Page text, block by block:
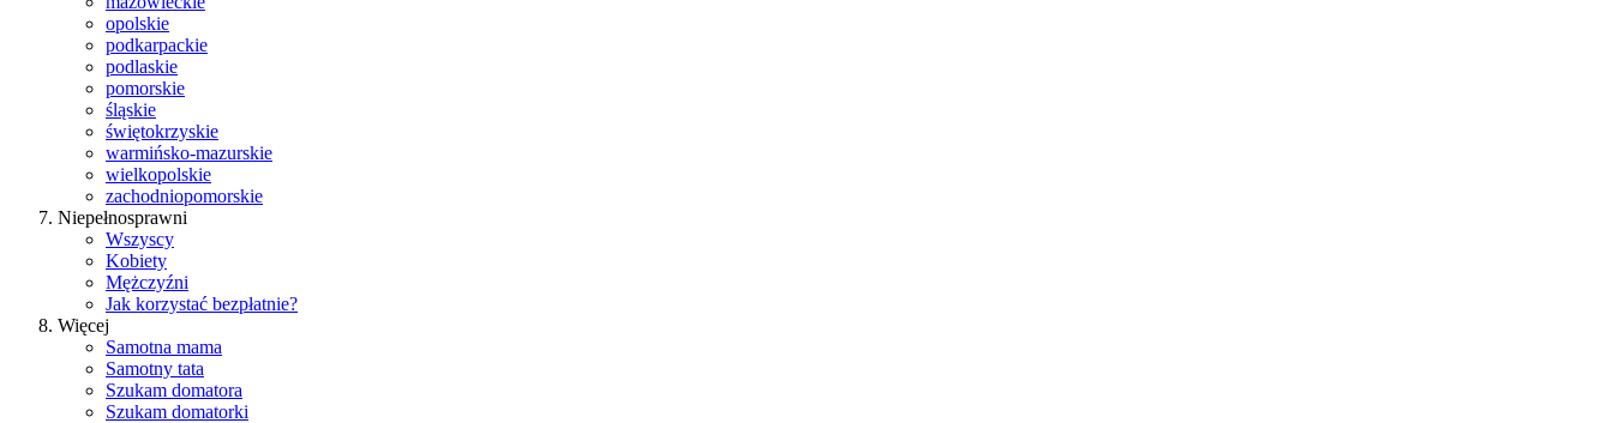
opolskie
podkarpackie
podlaskie
pomorskie
śląskie
świętokrzyskie
warmińsko-mazurskie
wielkopolskie
zachodniopomorskie
Niepełnosprawni
Wszyscy
Kobiety
Mężczyźni
Jak korzystać bezpłatnie?
Więcej
Samotna mama
Samotny tata
Szukam domatora
Szukam domatorki